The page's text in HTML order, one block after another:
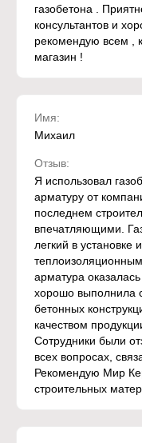
газобетона .
консультантов и
рекомендую всем ,
магазин !
Имя:
Михаил
Отзыв:
Я использовал
арматуру от
последнем
впечатляющими.
легкий в установке
арматура
хорошо выполнила
бетонных
качеством
Сотрудники были
всех вопросах,
Рекомендую Мир
строительных